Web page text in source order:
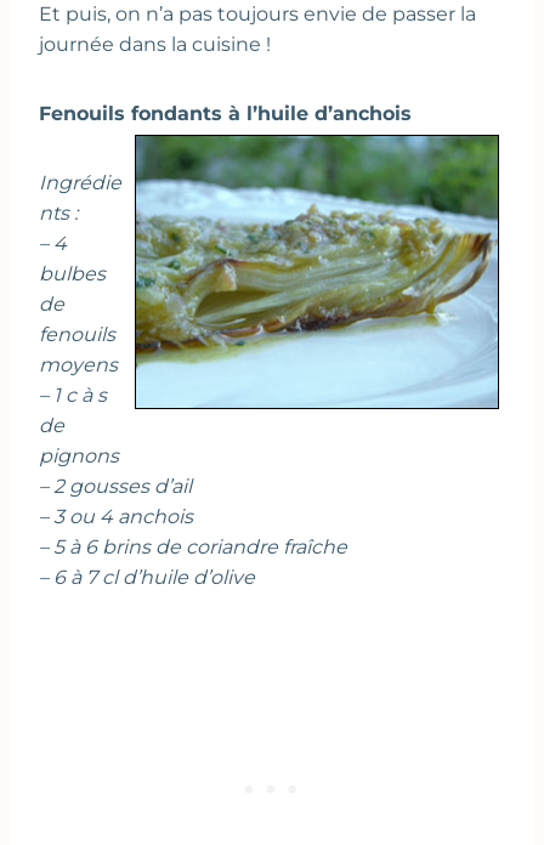
Et puis, on n’a pas toujours envie de passer la
journée dans la cuisine !
Fenouils fondants à l’huile d’anchois
Ingrédie
nts :
– 4
bulbes
de
fenouils
moyens
– 1 c à s
de
pignons
– 2 gousses d’ail
– 3 ou 4 anchois
– 5 à 6 brins de coriandre fraîche
– 6 à 7 cl d’huile d’olive